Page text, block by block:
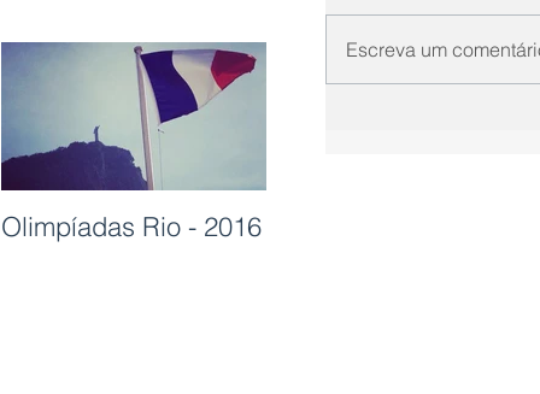
Olimpíadas Rio - 2016
Escreva um